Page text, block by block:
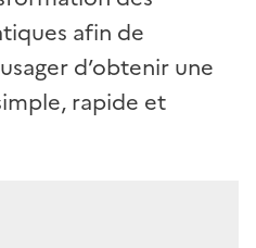
afin de
d’obtenir une
rapide et